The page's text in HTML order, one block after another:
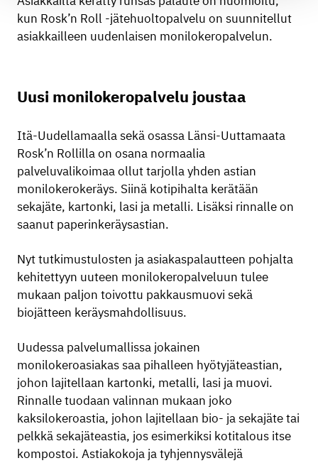
kun Rosk’n Roll -jätehuoltopalvelu on suunnitellut
asiakkailleen uudenlaisen monilokeropalvelun.
Uusi monilokeropalvelu joustaa
Itä-Uudellamaalla sekä osassa Länsi-Uuttamaata
Rosk’n Rollilla on osana normaalia
palveluvalikoimaa ollut tarjolla yhden astian
monilokerokeräys. Siinä kotipihalta kerätään
sekajäte, kartonki, lasi ja metalli. Lisäksi rinnalle on
saanut paperinkeräysastian.
Nyt tutkimustulosten ja asiakaspalautteen pohjalta
kehitettyyn uuteen monilokeropalveluun tulee
mukaan paljon toivottu pakkausmuovi sekä
biojätteen keräysmahdollisuus.
Uudessa palvelumallissa jokainen
monilokeroasiakas saa pihalleen hyötyjäteastian,
johon lajitellaan kartonki, metalli, lasi ja muovi.
Rinnalle tuodaan valinnan mukaan joko
kaksilokeroastia, johon lajitellaan bio- ja sekajäte tai
pelkkä sekajäteastia, jos esimerkiksi kotitalous itse
kompostoi. Astiakokoja ja tyhjennysvälejä